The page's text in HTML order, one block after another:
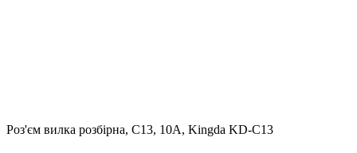
Роз'єм вилка розбірна, C13, 10А, Kingda KD-C13